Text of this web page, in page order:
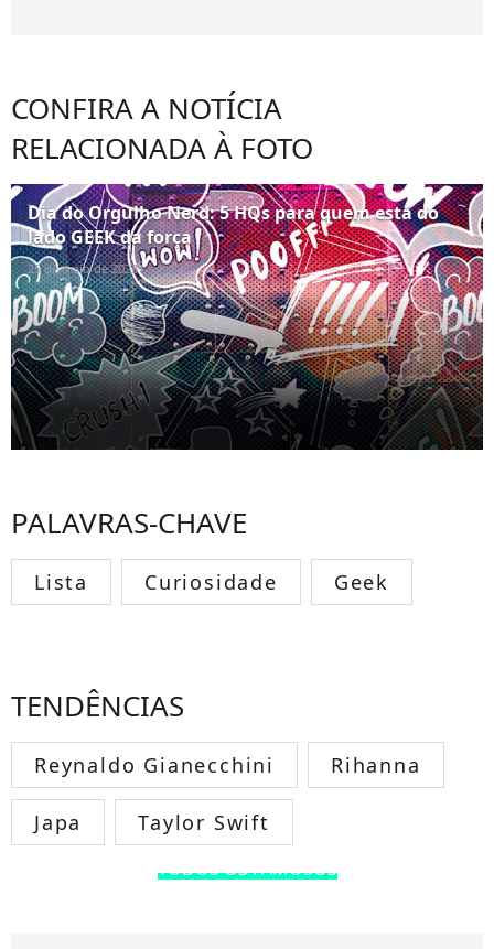
CONFIRA A NOTÍCIA
RELACIONADA À FOTO
Dia do Orgulho Nerd: 5 HQs para quem está do
lado GEEK da força
25 de maio de 2023
PALAVRAS-CHAVE
Lista Curiosidade Geek
TENDÊNCIAS
Reynaldo Gianecchini Rihanna
Japa Taylor Swift
TODOS OS FAMOSOS